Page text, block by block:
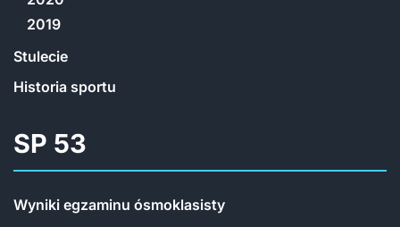
2019
Stulecie
Historia sportu
SP 53
Wyniki egzaminu ósmoklasisty